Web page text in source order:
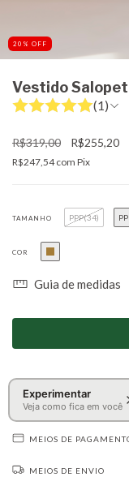
20 % OFF
Vestido
(1)
R$319,00 R$255,20
R$247,54com Pix
TAMANHO PPP(34)
COR
Guia de medidas
Experimentar
Veja como fica em você
MEIOS DE
MEIOS DE ENVIO